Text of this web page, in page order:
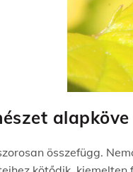
alapköve
összefügg.